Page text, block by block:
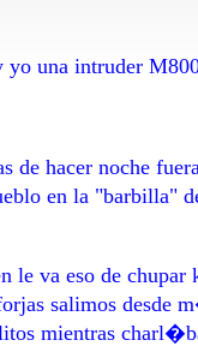
yo una intruder
de hacer noche
en la "barbilla"
le va eso de chupar
salimos desde
mientras